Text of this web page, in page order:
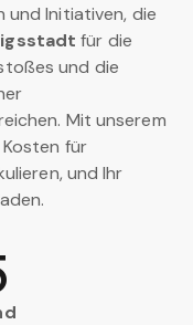
Initiativen, die
für die
und die
Mit unserem
für
und Ihr